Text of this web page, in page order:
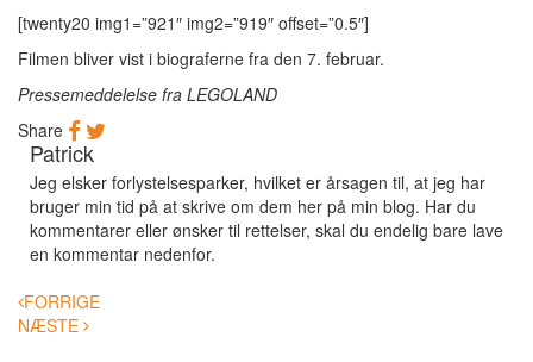
[twenty20 img1=”921″ img2=”919″ offset=”0.5″]
Filmen bliver vist i biograferne fra den 7. februar.
Pressemeddelelse fra LEGOLAND
Share
Patrick
Jeg elsker forlystelsesparker, hvilket er årsagen til, at jeg har
bruger min tid på at skrive om dem her på min blog. Har du
kommentarer eller ønsker til rettelser, skal du endelig bare lave
en kommentar nedenfor.
Post
navigation
FORRIGE
NÆSTE